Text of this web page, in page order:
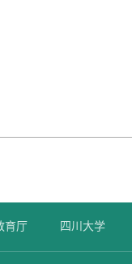
育厅 四川大学